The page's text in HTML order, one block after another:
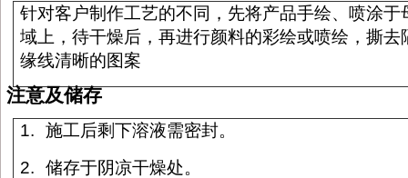
针对客户制作工艺的不同，先将产品手绘、喷涂于
域上，待干燥后，再进行颜料的彩绘或喷绘，撕去
缘线清晰的图案
注意及储存
1.
施工后剩下溶液需密封。
2.
储存于阴凉干燥处。